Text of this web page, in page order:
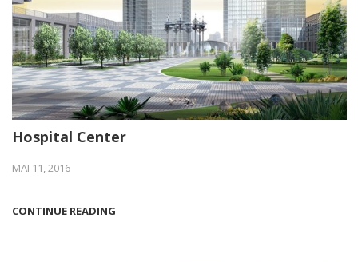
Hospital Center
MAI 11, 2016
CONTINUE READING